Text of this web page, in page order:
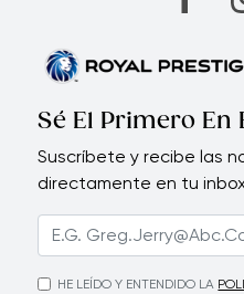
Sé El Primero En
Suscríbete y recibe las
directamente en tu
HE LEÍDO Y ENTENDIDO LA